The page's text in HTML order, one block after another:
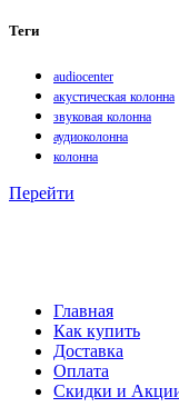
Теги
audiocenter
акустическая колонна
звуковая колонна
аудиоколонна
колонна
Перейти
Главная
Как купить
Доставка
Оплата
Скидки и